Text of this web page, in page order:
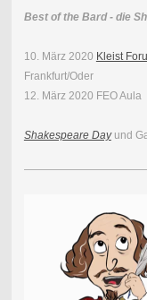
Best of the Bard - die
10. März 2020 Kleist
Frankfurt/Oder
12. März 2020 FEO Aula
Shakespeare Dayund